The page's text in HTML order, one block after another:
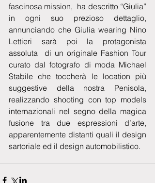
fascinosa mission,  ha descritto “Giulia”
in ogni suo prezioso dettaglio,
annunciando che Giulia wearing Nino
Lettieri sarà poi la protagonista
assoluta  di un originale Fashion Tour
curato dal fotografo di moda Michael
Stabile che toccherà le location più
suggestive della nostra Penisola,
realizzando shooting con top models
internazionali nel segno della magica
fusione tra due espressioni d’arte,
apparentemente distanti quali il design
sartoriale ed il design automobilistico.